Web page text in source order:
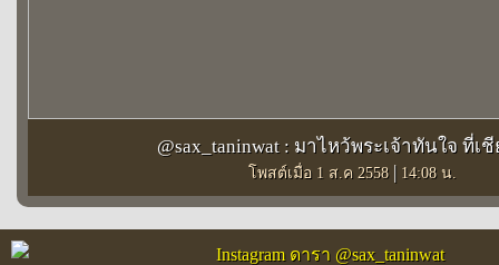
@sax_taninwat : มาไหว้พระเจ้าทันใจ ที่เ
โพสต์เมื่อ 1 ส.ค 2558 | 14:08 น.
Instagram ดารา @sax_taninwat